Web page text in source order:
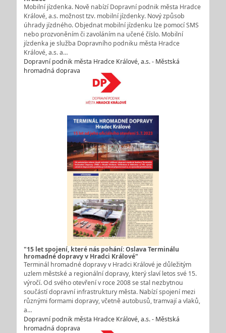
Mobilní jízdenka. Nově nabízí Dopravní podnik města Hradce
Králové, a.s. možnost tzv. mobilní jízdenky. Nový způsob
úhrady jízdného. Objednat mobilní jízdenku lze pomocí SMS
nebo prozvoněním či zavoláním na učené číslo. Mobilní
jízdenka je služba Dopravního podniku města Hradce
Králové, a.s. a…
Dopravní podnik města Hradce Králové, a.s. - Městská
hromadná doprava
"15 let spojení, které nás pohání: Oslava Terminálu
hromadné dopravy v Hradci Králové"
Terminál hromadné dopravy v Hradci Králové je důležitým
uzlem městské a regionální dopravy, který slaví letos své 15.
výročí. Od svého otevření v roce 2008 se stal nezbytnou
součástí dopravní infrastruktury města. Nabízí spojení mezi
různými formami dopravy, včetně autobusů, tramvají a vlaků,
a…
Dopravní podnik města Hradce Králové, a.s. - Městská
hromadná doprava